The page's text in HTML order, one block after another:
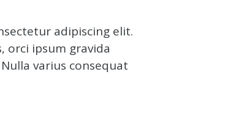
adipiscing elit.
orci ipsum gravida
varius consequat